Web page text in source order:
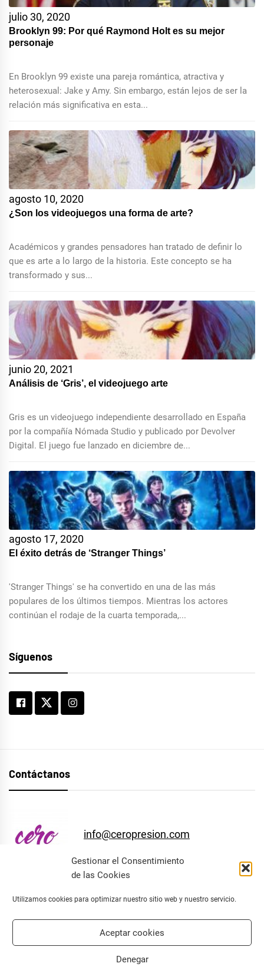
Gestionar el Consentimiento
de las Cookies
Utilizamos cookies para optimizar nuestro sitio web y nuestro servicio.
Aceptar cookies
Denegar
julio 30, 2020
Brooklyn 99: Por qué Raymond Holt es su mejor
personaje
En Brooklyn 99 existe una pareja romántica, atractiva y
heterosexual: Jake y Amy. Sin embargo, están lejos de ser la
relación más significativa en esta...
agosto 10, 2020
¿Son los videojuegos una forma de arte?
Académicos y grandes pensadores han tratado de definir lo
que es arte a lo largo de la historia. Este concepto se ha
transformado y sus...
junio 20, 2021
Análisis de ‘Gris’, el videojuego arte
Gris es un videojuego independiente desarrollado en España
por la compañía Nómada Studio y publicado por Devolver
Digital. El juego fue lanzado en diciembre de...
agosto 17, 2020
El éxito detrás de ‘Stranger Things’
'Stranger Things' se ha convertido en una de las más
populares de los últimos tiempos. Mientras los actores
continúan el rodaje de la cuarta temporada,...
Síguenos
Contáctanos
info@ceropresion.com
FacebookInstagramTwitter